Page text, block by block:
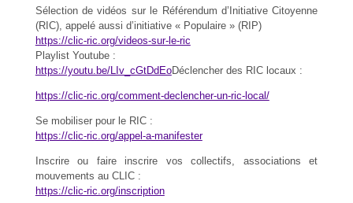
Sélection de vidéos sur le Référendum d’Initiative Citoyenne
(RIC), appelé aussi d’initiative « Populaire » (RIP)
https://clic-ric.org/videos-sur-le-ric
Playlist Youtube :
https://youtu.be/LIv_cGtDdEoDéclencher des RIC locaux :
https://clic-ric.org/comment-declencher-un-ric-local/
Se mobiliser pour le RIC :
https://clic-ric.org/appel-a-manifester
Inscrire ou faire inscrire vos collectifs, associations et
mouvements au CLIC :
https://clic-ric.org/inscription